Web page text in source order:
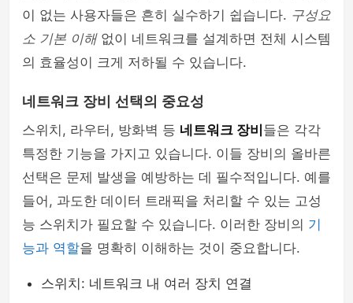
이 없는 사용자들은 흔히 실수하기 쉽습니다. 구성요
소 기본 이해없이 네트워크를 설계하면 전체 시스템
의 효율성이 크게 저하될 수 있습니다.
네트워크 장비 선택의 중요성
스위치, 라우터, 방화벽 등 네트워크 장비 들은 각각
특정한 기능을 가지고 있습니다. 이들 장비의 올바른
선택은 문제 발생을 예방하는 데 필수적입니다. 예를
들어, 과도한 데이터 트래픽을 처리할 수 있는 고성
능 스위치가 필요할 수 있습니다. 이러한 장비의 기
능과 역할을 명확히 이해하는 것이 중요합니다.
스위치: 네트워크 내 여러 장치 연결